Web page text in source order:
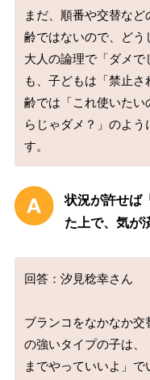
まだ、順番や交替な
齢ではないので、どう
大人の論理で「ダメで
も、子どもは「禁止
齢では「これ使いた
らじゃダメ？」のよ
状況が許せば
た上で、気が
回答：汐見稔幸さん
ブランコをなかなか
の強いタイプの子は、
までやっていいよ」で